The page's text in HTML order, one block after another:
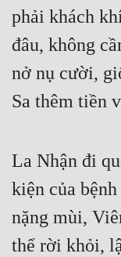
phải khách
đâu, không
nở nụ cười,
Sa thêm tiền
La Nhận đi
kiện của
nặng mùi,
thể rời khỏi,